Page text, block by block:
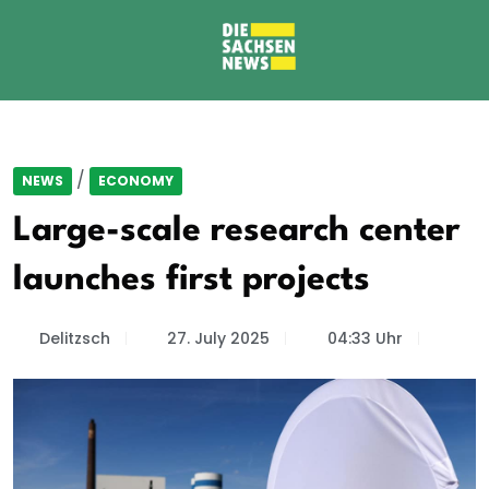
NEWS / ECONOMY
Large-scale research center
launches first projects
Delitzsch 27. July 2025 04:33 Uhr